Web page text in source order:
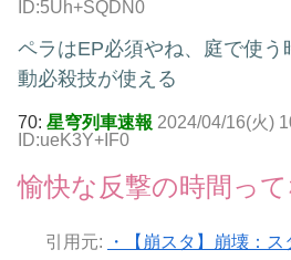
ID:5Uh+SQDN0
ペラはEP必須やね、庭で使う
動必殺技が使える
70: 星穹列車速報 2024/04/16(火)
ID:ueK3Y+IF0
愉快な反撃の時間っ
引用元:
・【崩スタ】崩壊：